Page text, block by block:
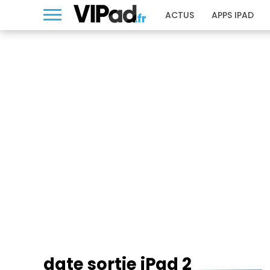
ACTUS APPS IPAD
DATE SORTIE IPAD 2
date sortie iPad 2